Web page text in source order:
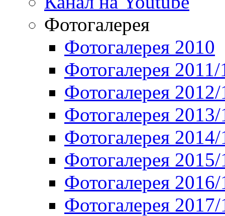
Фотогалерея
Фотогалерея 2010
Фотогалерея 2011/
Фотогалерея
Фотогалерея
Фотогалерея
Фотогалерея
Фотогалерея
Фотогалерея